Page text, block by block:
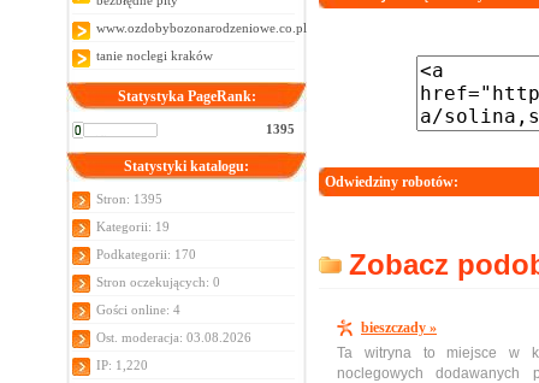
www.ozdobybozonarodzeniowe.co.pl
tanie noclegi kraków
Statystyka PageRank:
1395
Statystyki katalogu:
Stron: 1395
Kategorii: 19
Podkategorii: 170
Stron oczekujących: 0
Gości online: 4
Ost. moderacja: 03.08.2026
IP: 1,220
Odwiedziny robotów:
Zobacz
bieszczady »
Ta witryna to miejsce w
noclegowych dodawanych